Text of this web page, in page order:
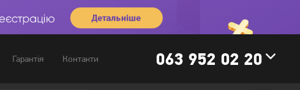
Гарантія Контакти 063 952 02 20